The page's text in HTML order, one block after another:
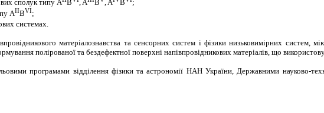
сполук типу A B , A B , A B
;
AIIBVI;
системах.
матеріалознавства та сенсорних систем і фізики низьковимірних систем,
полірованої та бездефектної поверхні напівпровідникових матеріалів, що
програмами відділення фізики та астрономії НАН України, Державними науково-